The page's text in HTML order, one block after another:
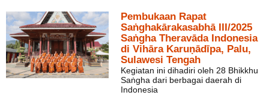
Pembukaan Rapat
Saṅghakārakasabhā III/2025
Saṅgha Theravāda Indonesia
di Vihāra Karuṇādīpa, Palu,
Sulawesi Tengah
Kegiatan ini dihadiri oleh 28 Bhikkhu
Saṅgha dari berbagai daerah di
Indonesia